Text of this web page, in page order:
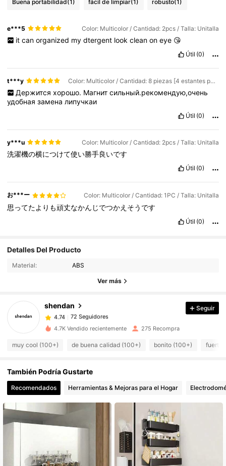
Buena portabilidad(1) fácil de limpiar(1) robusto(1)
e***5 Color: Multicolor / Cantidad: 2pcs / Talla: Unitalla
it can organized my dtergent look clean on eye 😘
Útil (0)
t***y Color: Multicolor / Cantidad: 8 piezas [4 estantes para condimentos + 4 estantes B] / Talla: Unitalla
Держится хорошо. Магнит сильный.рекомендую,очень
удобнаязамена липучкаи
Útil (0)
y***u Color: Multicolor / Cantidad: 2pcs / Talla: Unitalla
洗濯機の横につけて使い勝手良いです
Útil (0)
お***ー Color: Multicolor / Cantidad: 1PC / Talla: Unitalla
思ってたよりも頑丈なかんじでつかえそうです
Útil (0)
Detalles Del Producto
Material: ABS
Ver más
shendan
4.74 72 Seguidores
72 Seguidores
72 Seguidores
4.74
4.74
72 Seguidores
F***iseguido
Hace 1 día
4.74
72 Seguidores
4.74 72 Seguidores
4.74
4.74
Seguir
4.7K Vendido recientemente 275 Recompra
muy cool (100+) de buena calidad (100+) bonito (100+) fuerte
También Podría Gustarte
Recomendados Herramientas & Mejoras para el Hogar